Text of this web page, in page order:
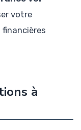
votre
à